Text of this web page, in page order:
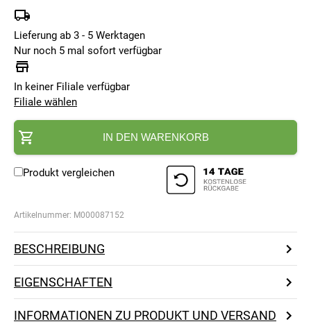
Lieferung ab 3 - 5 Werktagen
Nur noch 5 mal sofort verfügbar
In keiner Filiale verfügbar
Filiale wählen
IN DEN WARENKORB
Produkt vergleichen
Artikelnummer: M000087152
BESCHREIBUNG
EIGENSCHAFTEN
INFORMATIONEN ZU PRODUKT UND VERSAND